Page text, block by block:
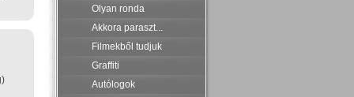
Olyan ronda
Akkora paraszt...
Filmekből tudjuk
Graffiti
Autólogok